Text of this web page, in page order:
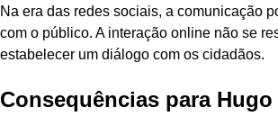
Na era das redes sociais, a comunicação
com o público. A interação online não se
estabelecer um diálogo com os cidadãos.
Consequências para